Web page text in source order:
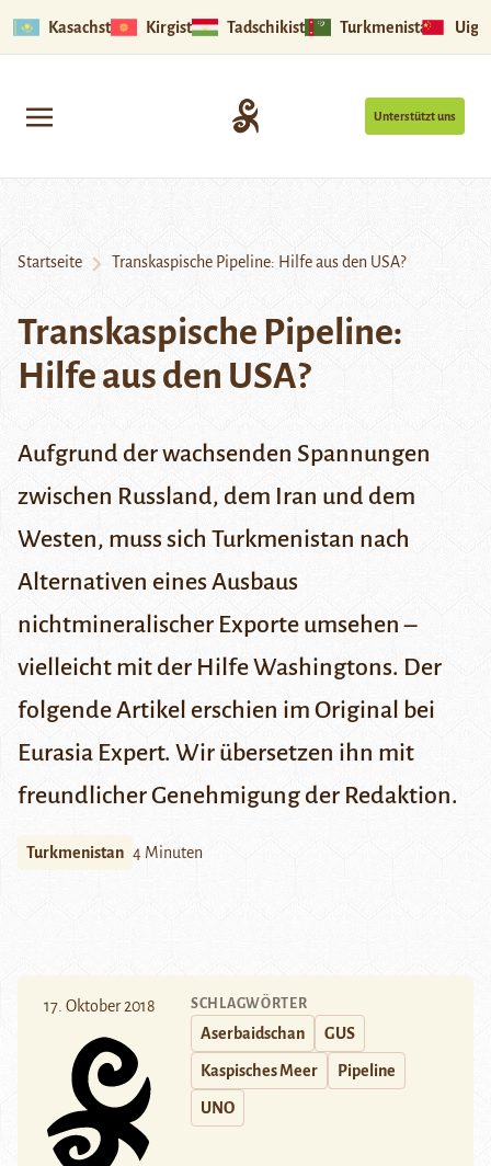
Kasachstan Kirgistan Tadschikistan Turkmenistan
Unterstützt uns
Startseite Transkaspische Pipeline: Hilfe aus den USA?
Transkaspische Pipeline:
Hilfe aus den USA?
Aufgrund der wachsenden Spannungen
zwischen Russland, dem Iran und dem
Westen, muss sich Turkmenistan nach
Alternativen eines Ausbaus
nichtmineralischer Exporte umsehen –
vielleicht mit der Hilfe Washingtons. Der
folgende Artikel erschien im Original bei
Eurasia Expert. Wir übersetzen ihn mit
freundlicher Genehmigung der Redaktion.
Turkmenistan 4 Minuten
17. Oktober 2018 SCHLAGWÖRTER
Aserbaidschan GUS
Kaspisches Meer Pipeline
UNO